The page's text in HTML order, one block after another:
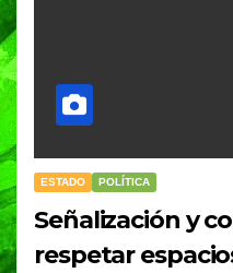
ESTADO POLÍTICA
Señalización y
respetar